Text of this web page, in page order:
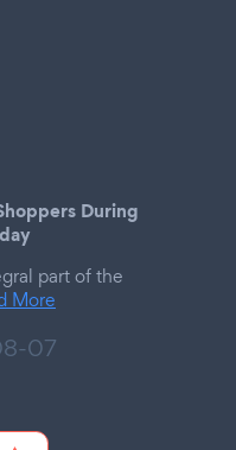
During
part of the
More
07